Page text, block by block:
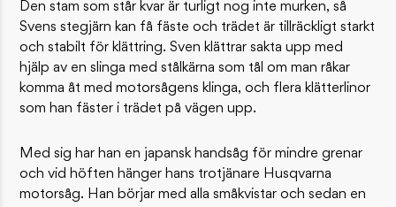
Den stam som står kvar är turligt nog inte murken, så
Svens stegjärn kan få fäste och trädet är tillräckligt starkt
och stabilt för klättring. Sven klättrar sakta upp med
hjälp av en slinga med stålkärna som tål om man råkar
komma åt med motorsågens klinga, och flera klätterlinor
som han fäster i trädet på vägen upp.
Med sig har han en japansk handsåg för mindre grenar
och vid höften hänger hans trotjänare Husqvarna
motorsåg. Han börjar med alla småkvistar och sedan en